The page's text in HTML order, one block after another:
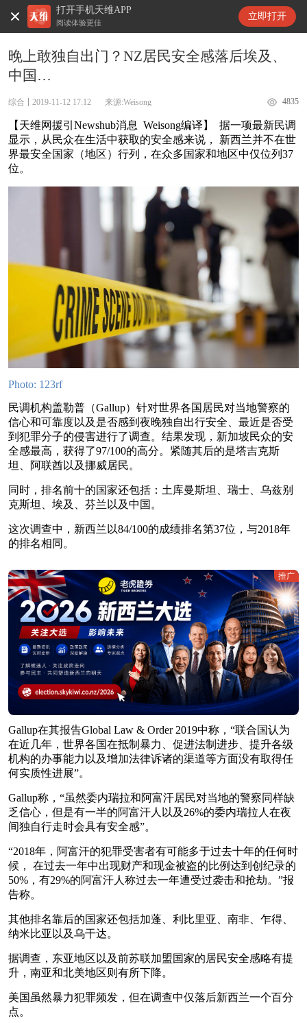
打开手机天维APP
阅读体验更佳
立即打开
天维新闻
晚上敢独自出门？NZ居民安全感落后埃及、
中国…
综合 2019-11-12 17:12 来源:Weisong 4835
【天维网援引Newshub消息 Weisong编译】 据一项最新民调
显示，从民众在生活中获取的安全感来说， 新西兰并不在世
界最安全国家（地区）行列，在众多国家和地区中仅位列37
位。
Photo: 123rf
民调机构盖勒普（Gallup）针对世界各国居民对当地警察的
信心和可靠度以及是否感到夜晚独自出行安全、最近是否受
到犯罪分子的侵害进行了调查。结果发现，新加坡民众的安
全感最高，获得了97/100的高分。紧随其后的是塔吉克斯
坦、阿联酋以及挪威居民。
同时，排名前十的国家还包括：土库曼斯坦、瑞士、乌兹别
克斯坦、埃及、芬兰以及中国。
这次调查中，新西兰以84/100的成绩排名第37位，与2018年
的排名相同。
推广
Gallup在其报告Global Law & Order 2019中称，“联合国认为
在近几年，世界各国在抵制暴力、促进法制进步、提升各级
机构的办事能力以及增加法律诉诸的渠道等方面没有取得任
何实质性进展”。
Gallup称，“虽然委内瑞拉和阿富汗居民对当地的警察同样缺
乏信心，但是有一半的阿富汗人以及26%的委内瑞拉人在夜
间独自行走时会具有安全感”。
“2018年，阿富汗的犯罪受害者有可能多于过去十年的任何时
候， 在过去一年中出现财产和现金被盗的比例达到创纪录的
50%，有29%的阿富汗人称过去一年遭受过袭击和抢劫。”报
告称。
其他排名靠后的国家还包括加蓬、利比里亚、南非、乍得、
纳米比亚以及乌干达。
据调查，东亚地区以及前苏联加盟国家的居民安全感略有提
升，南亚和北美地区则有所下降。
美国虽然暴力犯罪频发，但在调查中仅落后新西兰一个百分
点。